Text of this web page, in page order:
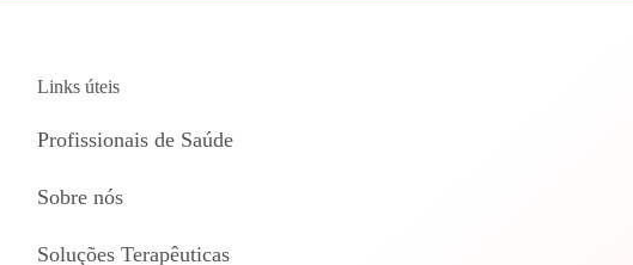
Links úteis
Profissionais de Saúde
Sobre nós
Soluções Terapêuticas